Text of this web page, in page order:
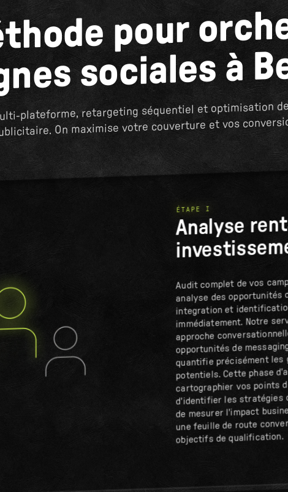
pour
sociales à
plateforme, retargeting séquentiel et optimisation
On maximise votre couverture et vos
ÉTAPE I
Analyse
Audit complet de vos
analyse des opportunités
integration et
immédiatement. Notre
approche
opportunités de
quantifie précisément les
potentiels. Cette phase
cartographier vos points
d'identifier les stratégies
de mesurer l'impact
une feuille de route
objectifs de qualification.